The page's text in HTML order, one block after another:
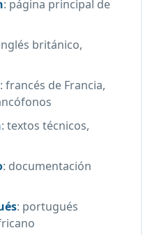
: página principal de
británico,
:francés de Francia,
:textos técnicos,
: documentación
: portugués